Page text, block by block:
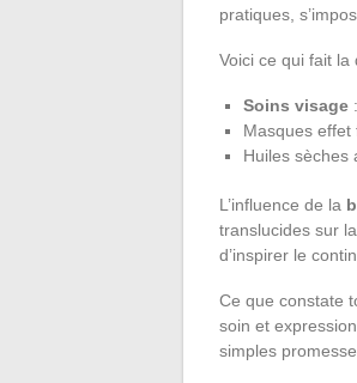
pratiques,
Voici ce qui fait
Soins visage
Masques effet
Huiles sèches
L’influence de la
translucides sur
d’inspirer le
Ce que constate
soin et
simples